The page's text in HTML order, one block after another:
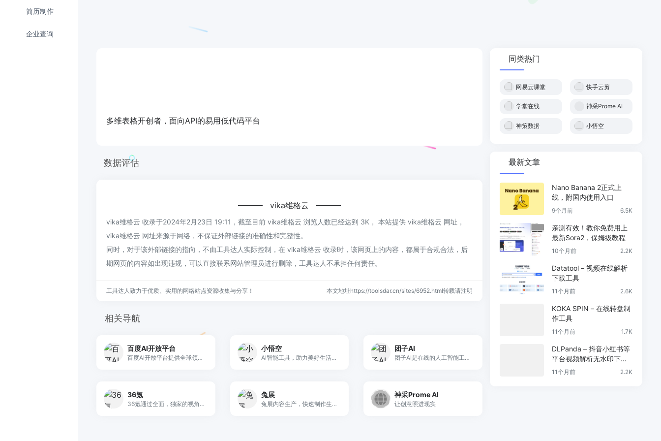
简历制作
企业查询
多维表格开创者，面向API的易用低代码平台
数据评估
vika维格云
vika维格云 收录于2024年2月23日 19:11，截至目前 vika维格云 浏览人数已经达到 3K， 本站提供 vika维格云 网址，
vika维格云 网址来源于网络，不保证外部链接的准确性和完整性。
同时，对于该外部链接的指向，不由工具达人实际控制，在 vika维格云 收录时，该网页上的内容，都属于合规合法，后
期网页的内容如出现违规，可以直接联系网站管理员进行删除，工具达人不承担任何责任。
工具达人致力于优质、实用的网络站点资源收集与分享！ 本文地址https://toolsdar.cn/sites/6952.html转载请注明
相关导航
百度AI开放平台
百度AI开放平台提供全球领先的语音、图像、NLP等多项人工智能技术，开放对话式人工智能系统、智能驾驶系统两大行业生态，共享AI领域最新的应用场景和解决方案，帮您提升竞争力，开创未来。
小悟空
AI智能工具，助力美好生活。轻轻一键，唤醒专属于你的私人助理。智慧服务，美好生活。
团子AI
团子AI是在线的人工智能工具箱，提供伴奏人声提取、任意乐器分离、无损升降掉等有趣且实用的功能。零门槛，快，简单，而且好。
36氪
36氪通过全面，独家的视角为用户深度剖析最前沿的资讯，致力于让一部分人先看到未来，内容涵盖快讯，科技，金融，投资，房产，汽车，互联网，股市，教育，生活，职场等，秉承着新商业媒体人的使命砥砺前行
兔展
兔展内容生产，快速制作生成微信H5活动、H5页面、短视频、抽奖、测试、助力、裂变、红包、分销、拼团等小程序、小游戏等
神采Prome AI
让创意照进现实
同类热门
网易云课堂 快手云剪
学堂在线 神采Prome AI
神策数据 小悟空
最新文章
Nano Banana 2正式上
线，附国内使用入口
9个月前 6.5K
亲测有效！教你免费用上
最新Sora2，保姆级教程
10个月前 2.2K
Datatool – 视频在线解析
下载工具
11个月前 2.6K
KOKA SPIN – 在线转盘制
作工具
11个月前 1.7K
DLPanda – 抖音小红书等
平台视频解析无水印下载
工具
11个月前 2.2K